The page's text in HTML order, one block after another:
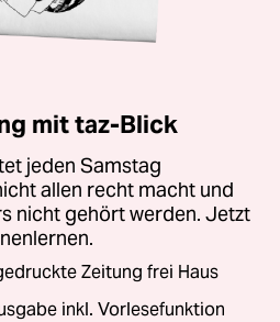
mit taz-Blick
jeden Samstag
allen recht macht und
nicht gehört werden. Jetzt
Zeitung frei Haus
inkl. Vorlesefunktion